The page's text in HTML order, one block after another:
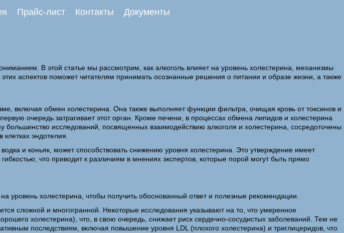
Прайс-лист Контакты Документы
В этой статье мы рассмотрим, как алкоголь влияет на уровень холестерина, механизмы
аспектов поможет читателям принимать осознанные решения о питании и образе жизни, а также
включая обмен холестерина. Она также выполняет функции фильтра, очищая кровь от токсинов и
очередь затрагивает этот орган. Кроме печени, в процессах обмена липидов и холестерина
исследований, посвященных взаимодействию алкоголя и холестерина, сосредоточены
эндотелия.
и коньяк, может способствовать снижению уровня холестерина. Это утверждение имеет
что приводит к различиям в мнениях экспертов, которые порой могут быть прямо
уровень холестерина, чтобы получить обоснованный ответ и полезные рекомендации.
сложной и многогранной. Некоторые исследования указывают на то, что умеренное
холестерина), что, в свою очередь, снижает риск сердечно-сосудистых заболеваний. Тем не
последствиям, включая повышение уровня LDL (плохого холестерина) и триглицеридов, что